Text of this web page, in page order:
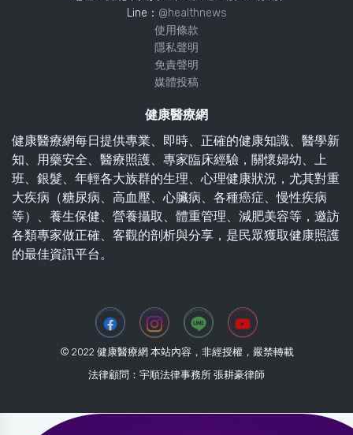
Line： @healthnews
使用條款
隱私聲明
免責聲明
媒體投稿
健康醫療網
健康醫療網每日提供專業、即時、正確的健康知識、醫學新
知、用藥安全、醫療照護、專家臨床經驗，關懷婦幼、上
班、銀髮、年輕各大族群的生理、心理健康狀況，尤其對重
大疾病（糖尿病、高血壓、心臟病、各種癌症、慢性疾病
等）、養生保健、營養攝取、體重管理、減肥美容等，邀訪
各類專家做正確、客觀的剖析與分享，是民眾獲取健康照護
的最佳資訊平台。
© 2022 健康醫療網 本站內容，非經授權，嚴禁轉載
法律顧問：宇順法律事務所 張耕豪律師